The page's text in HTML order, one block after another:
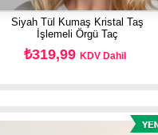
Siyah Tül Kumaş Kristal Taş
İşlemeli Örgü Taç
₺319,99KDV Dahil